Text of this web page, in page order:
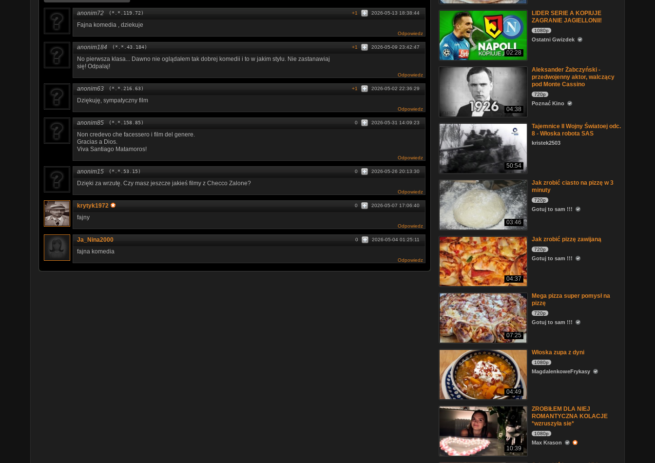
anonim72 (*.*.119.72) 2026-05-13 18:38:44
+1
Fajna komedia , dziekuje
Odpowiedz
anonim184 (*.*.43.184) 2026-05-09 23:42:47
+1
No pierwsza klasa... Dawno nie oglądałem tak dobrej komedii i to w jakim stylu. Nie zastanawiaj
się! Odpalaj!
Odpowiedz
anonim63 (*.*.216.63) 2026-05-02 22:36:29
+1
Dziękuję, sympatyczny film
Odpowiedz
anonim85 (*.*.158.85) 2026-05-31 14:09:23
0
Non credevo che facessero i film del genere.
Gracias a Dios.
Viva Santiago Matamoros!
Odpowiedz
anonim15 (*.*.53.15) 2026-05-26 20:13:30
0
Dzięki za wrzutę. Czy masz jeszcze jakieś filmy z Checco Zalone?
Odpowiedz
krytyk1972 2026-05-07 17:06:40
0
fajny
Odpowiedz
Ja_Nina2000 2026-05-04 01:25:11
0
fajna komedia
Odpowiedz
02:28
LIDER SERIE A KOPIUJE
ZAGRANIE JAGIELLONII!
1080p
Ostatni Gwizdek
04:38
Aleksander Żabczyński -
przedwojenny aktor, walczący
pod Monte Cassino
720p
Poznać Kino
50:54
Tajemnice II Wojny Światoej odc.
8 - Włoska robota SAS
kristek2503
03:46
Jak zrobić ciasto na pizzę w 3
minuty
720p
Gotuj to sam !!!
04:37
Jak zrobić pizzę zawijaną
720p
Gotuj to sam !!!
07:25
Mega pizza super pomysł na
pizzę
720p
Gotuj to sam !!!
04:49
Włoska zupa z dyni
1080p
MagdalenkoweFrykasy
10:39
ZROBIŁEM DLA NIEJ
ROMANTYCZNA KOLACJE
*wzruszyła sie*
1080p
Max Krason